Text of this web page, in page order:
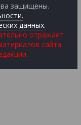
защищены.
данных.
отражает
сайта